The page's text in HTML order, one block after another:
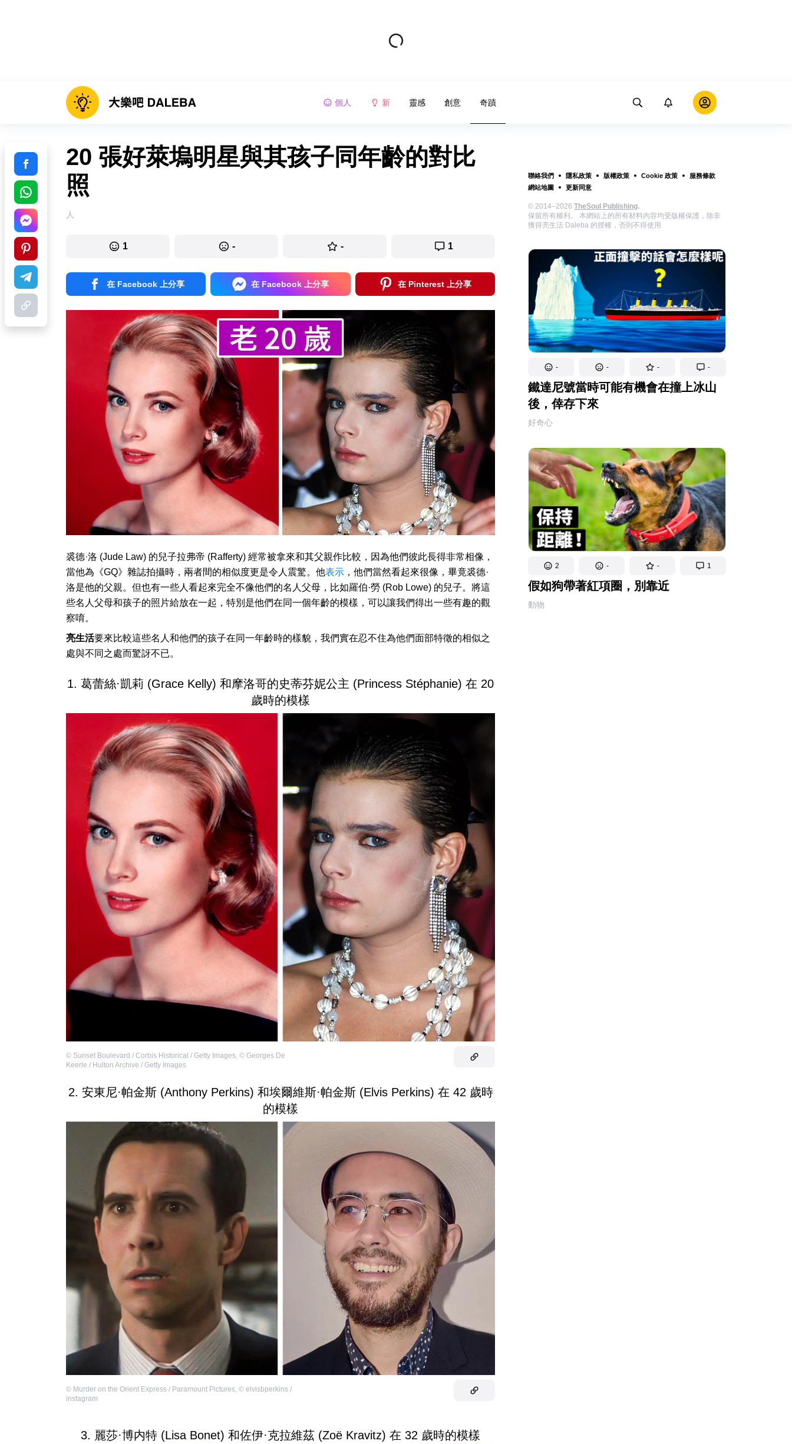
個人 新 靈感 創意 奇蹟
聯絡我們 隱私政策 版權政策 Cookie 政策
服務條款
網站地圖
更新同意
© 2014–2026 TheSoul Publishing.
保留所有權利。 本網站上的所有材料內容均受版權保護，除非
獲得亮生活 Daleba 的授權，否則不得使用
- - - -
鐵達尼號當時可能有機會在撞上冰山
後，倖存下來
好奇心
2 - - 1
假如狗帶著紅項圈，別靠近
動物
20 張好萊塢明星與其孩子同年齡的對比
照
人
1 - - 1
在 Facebook 上分享 在 Facebook 上分享 在 Pinterest 上分享
裘德·洛 (Jude Law) 的兒子拉弗帝 (Rafferty) 經常被拿來和其父親作比較，因為他們彼此長得非常相像，
當他為《GQ》雜誌拍攝時，兩者間的相似度更是令人震驚。他表示 ，他們當然看起來很像，畢竟裘德·
洛是他的父親。但也有一些人看起來完全不像他們的名人父母，比如羅伯·勞 (Rob Lowe) 的兒子。將這
些名人父母和孩子的照片給放在一起，特別是他們在同一個年齡的模樣，可以讓我們得出一些有趣的觀
察唷。
亮生活要來比較這些名人和他們的孩子在同一年齡時的樣貌，我們實在忍不住為他們面部特徵的相似之
處與不同之處而驚訝不已。
1. 葛蕾絲·凱莉 (Grace Kelly) 和摩洛哥的史蒂芬妮公主 (Princess Stéphanie) 在 20
歲時的模樣
© Sunset Boulevard / Corbis Historical / Getty Images, © Georges De
Keerle / Hulton Archive / Getty Images
2. 安東尼·帕金斯 (Anthony Perkins) 和埃爾維斯·帕金斯 (Elvis Perkins) 在 42 歲時
的模樣
© Murder on the Orient Express / Paramount Pictures, © elvisbperkins /
instagram
3. 麗莎·博内特 (Lisa Bonet) 和佐伊·克拉維茲 (Zoë Kravitz) 在 32 歲時的模樣